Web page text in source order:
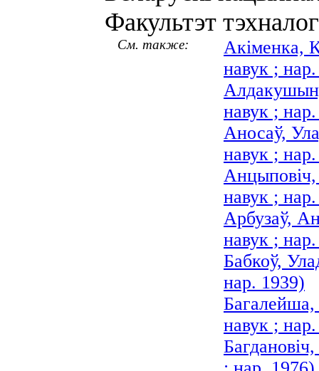
Факультэт
См. также:
Акіменка,
навук ;
Алдакушын,
навук ;
Аносаў,
навук ;
Анцыповіч,
навук ;
Арбузаў,
навук ;
Бабкоў,
нар. 1939)
Багалейша,
навук ;